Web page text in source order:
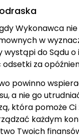
Wykonawca nie
w
wystąpi do Sądu o
odsetki za
powinno
a nie go
która pomoże
każdym
Twoich